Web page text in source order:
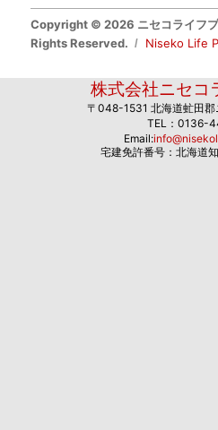
Copyright © 2026 ニセコライフ
Rights Reserved.
Niseko Life
株式会社ニセコ
〒048-1531 北海道虻田
TEL：0136-
Email:
宅建免許番号：北海道